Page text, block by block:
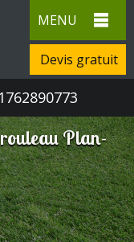
MENU
Devis gratuit
rouleau Plan-